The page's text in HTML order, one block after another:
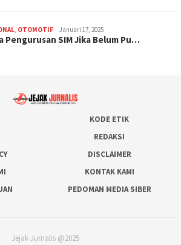
, OTOMOTIF Januari 17, 2025
Pengurusan SIM Jika Belum Pu…
KODE ETIK
REDAKSI
DISCLAIMER
KONTAK KAMI
PEDOMAN MEDIA SIBER
Jejak Jurnalis @2025